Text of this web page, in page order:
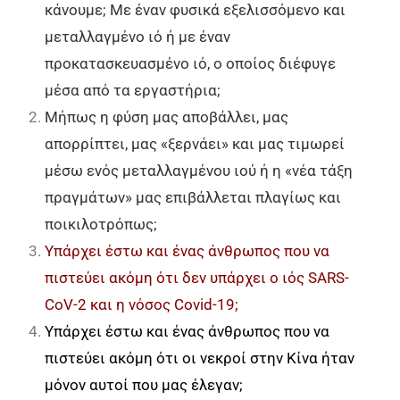
κάνουμε; Με έναν φυσικά εξελισσόμενο και
μεταλλαγμένο ιό ή με έναν
προκατασκευασμένο ιό, ο οποίος διέφυγε
μέσα από τα εργαστήρια;
Μήπως η φύση μας αποβάλλει, μας
απορρίπτει, μας «ξερνάει» και μας τιμωρεί
μέσω ενός μεταλλαγμένου ιού ή η «νέα τάξη
πραγμάτων» μας επιβάλλεται πλαγίως και
ποικιλοτρόπως;
Υπάρχει έστω και ένας άνθρωπος που να
πιστεύει ακόμη ότι δεν υπάρχει ο ιός SARS-
CoV-2 και η νόσος Covid-19;
Υπάρχει έστω και ένας άνθρωπος που να
πιστεύει ακόμη ότι οι νεκροί στην Κίνα ήταν
μόνον αυτοί που μας έλεγαν;